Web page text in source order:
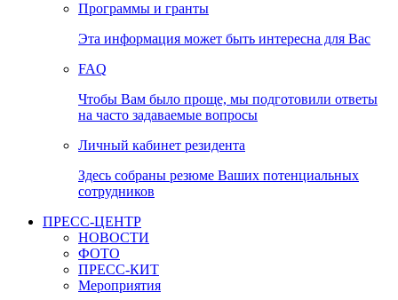
Программы и гранты
Эта информация может быть интересна для Вас
FAQ
Чтобы Вам было проще, мы подготовили ответы
на часто задаваемые вопросы
Личный кабинет резидента
Здесь собраны резюме Ваших потенциальных
сотрудников
ПРЕСС-ЦЕНТР
НОВОСТИ
ФОТО
ПРЕСС-КИТ
Мероприятия